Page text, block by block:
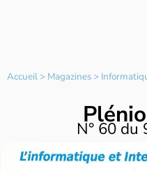
Accueil> Magazines>
N° 60du